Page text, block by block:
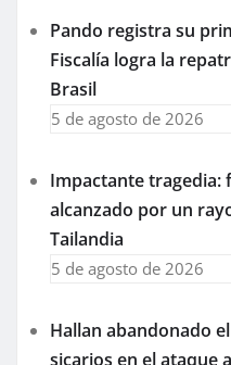
Pando registra su
Fiscalía logra la
Brasil
5 de agosto de 2026
Impactante tragedia:
alcanzado por un
Tailandia
5 de agosto de 2026
Hallan abandonado
sicarios en el ataque